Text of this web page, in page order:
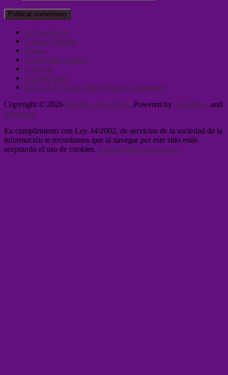
Acerca de mi
Últimas Noticias
Prensa
Currículum artístico
Contacto
Exposiciones
MM CA Proyecto Micro Museos Itinerantes
Copyright © 2026 ISABEL ALONSO. Powered by WordPress and
Stargazer.
En cumplimiento con Ley 34/2002, de servicios de la sociedad de la
información te recordamos que al navegar por este sitio estás
aceptando el uso de cookies. Aceptar Más información